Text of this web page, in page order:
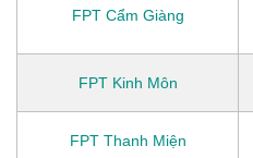
FPT Cẩm Giàng
FPT Kinh Môn
FPT Thanh Miện